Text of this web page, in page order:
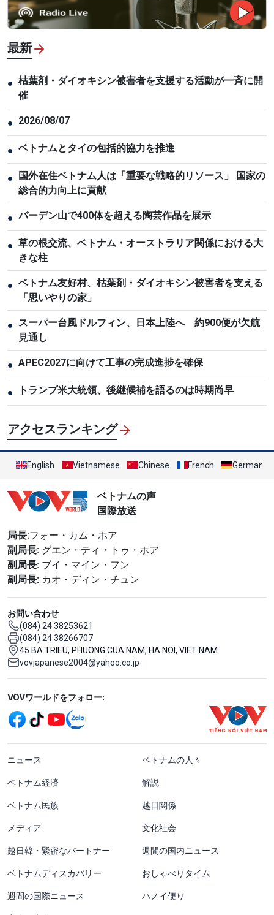
最新
● 枯葉剤・ダイオキシン被害者を支援する活動が一斉に開
催
● 2026/08/07
● ベトナムとタイの包括的協力を推進
●
国外在住ベトナム人は「重要な戦略的リソース」 国家の
総合的力向上に貢献
● バーデン山で400体を超える陶芸作品を展示
● 草の根交流、ベトナム・オーストラリア関係における大
きな柱
● ベトナム友好村、枯葉剤・ダイオキシン被害者を支える
「思いやりの家」
●
スーパー台風ドルフィン、日本上陸へ 約900便が欠航
見通し
● APEC2027に向けて工事の完成進捗を確保
● トランプ米大統領、後継候補を語るのは時期尚早
アクセスランキング
English Vietnamese Chinese French German
ベトナムの声
国際放送
局長:フォー・カム・ホア
副局長: グエン・ティ・トゥ・ホア
副局長: ブイ・マイン・フン
副局長: カオ・ディン・チュン
お問い合わせ
(084) 24 38253621
(084) 24 38266707
45 BA TRIEU, PHUONG CUA NAM, HA NOI, VIET NAM
vovjapanese2004@yahoo.co.jp
Mạng xã hội
VOVワールドをフォロー:
menu footer tiếng Nhật
ニュース ベトナムの人々
ベトナム経済 解説
ベトナム民族 越日関係
メディア 文化社会
越日韓・緊密なパートナー 週間の国内ニュース
ベトナムディスカバリー おしゃべりタイム
週間の国際ニュース ハノイ便り